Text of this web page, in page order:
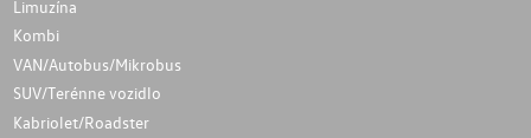
Limuzína
Kombi
VAN/Autobus/Mikrobus
SUV/Terénne vozidlo
Kabriolet/Roadster